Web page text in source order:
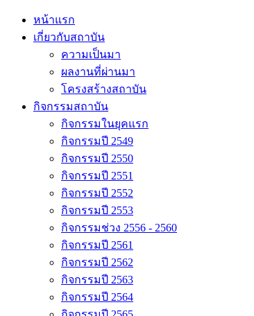
หน้าแรก
เกี่ยวกับสถาบัน
ความเป็นมา
ผลงานที่ผ่านมา
โครงสร้างสถาบัน
กิจกรรมสถาบัน
กิจกรรมในยุคแรก
กิจกรรมปี 2549
กิจกรรมปี 2550
กิจกรรมปี 2551
กิจกรรมปี 2552
กิจกรรมปี 2553
กิจกรรมช่วง 2556 - 2560
กิจกรรมปี 2561
กิจกรรมปี 2562
กิจกรรมปี 2563
กิจกรรมปี 2564